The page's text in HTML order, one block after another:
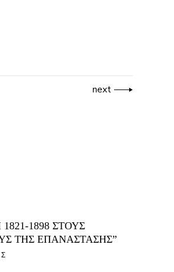
next
1898 ΣΤΟΥΣ
ΤΗΣ ΕΠΑΝΑΣΤΑΣΗΣ”